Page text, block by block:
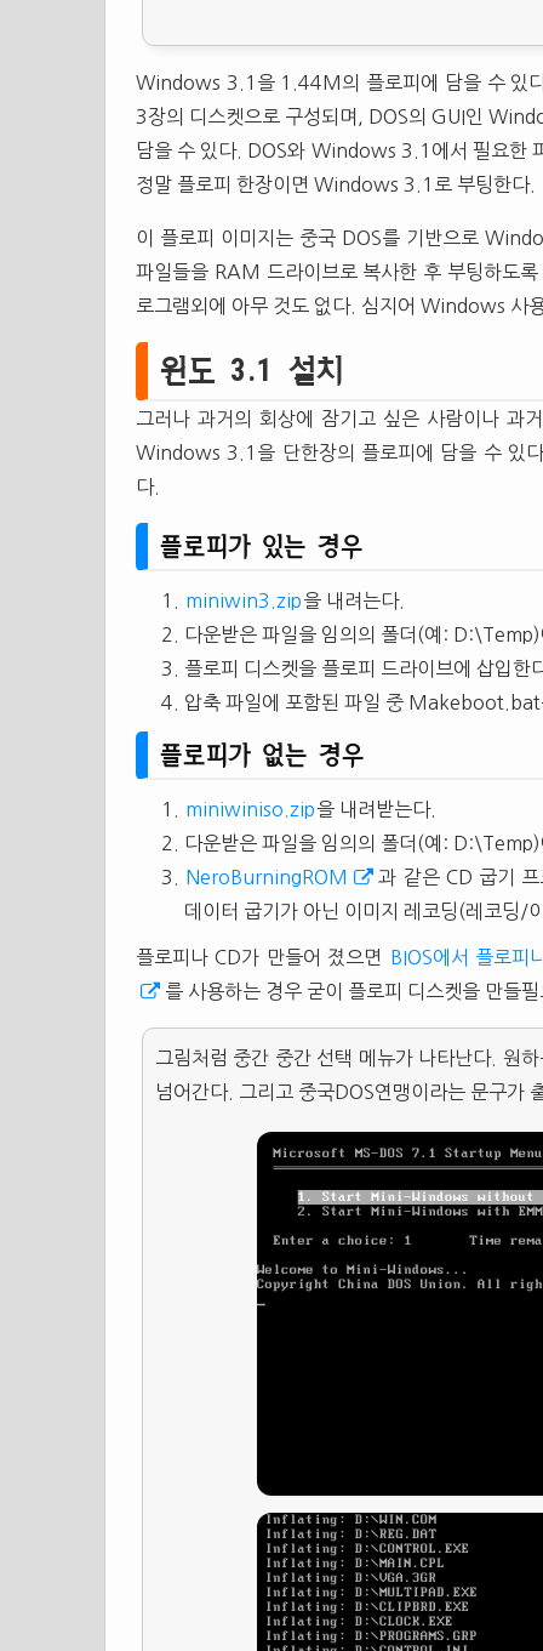
Windows 3.1을 1.44M의 플로피에 담을 수 있
3장의 디스켓으로 구성되며, DOS의 GUI인
담을 수 있다. DOS와 Windows 3.1에서 필요한
정말 플로피 한장이면 Windows 3.1로 부팅한다.
이 플로피 이미지는 중국 DOS를 기반으로
파일들을 RAM 드라이브로 복사한 후 부팅하도
로그램외에 아무 것도 없다. 심지어 Windows 사
윈도 3.1 설치
그러나 과거의 회상에 잠기고 싶은 사람이나 과
Windows 3.1을 단한장의 플로피에 담을 수 있
다.
플로피가 있는 경우
miniwin3.zip을 내려는다.
다운받은 파일을 임의의 폴더(예:
플로피 디스켓을 플로피 드라이브에 삽입한
압축 파일에 포함된 파일 중 Makeboot.bat
플로피가 없는 경우
miniwiniso.zip을 내려받는다.
다운받은 파일을 임의의 폴더(예:
NeroBurningROM
과 같은 CD 굽기
데이터 굽기가 아닌 이미지 레코딩(레코딩/
플로피나 CD가 만들어 졌으면
BIOS에서 플로피
를 사용하는 경우 굳이 플로피 디스켓을 만들
그림처럼 중간 중간 선택 메뉴가 나타난다. 원
넘어간다. 그리고 중국DOS연맹이라는 문구가